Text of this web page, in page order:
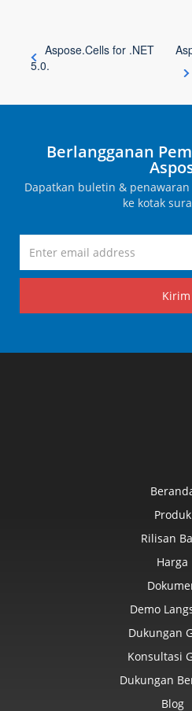
Aspose.Cells for .NET
5.0.
Berlangganan
Dapatkan buletin &
ke kotak
Kirim
Produk
Rilisan
Harga
Demo
Dukungan
Konsultasi
Dukungan
Blog